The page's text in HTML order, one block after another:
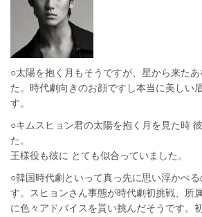
○太陽を抱く月もそうですが、星から来た
た。時代劇向きのお顔ですし本当に美しい
す。
○キムスヒョン君の太陽を抱く月を見た時
た。
王様役も彼に とても似合っていました。
○韓国時代劇といって真っ先に思い浮かべ
す。スヒョンさん事態が時代劇初挑戦、所
に色々アドバイスを貰い挑んだそうです。